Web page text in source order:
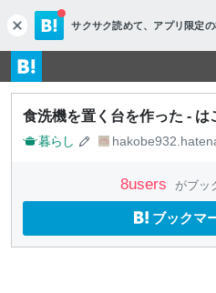
c
l
o
s
e
サクサク読めて、 アプリ限定
食洗機を置く台を作った -
暮らし
8users がブッ
ブックマ